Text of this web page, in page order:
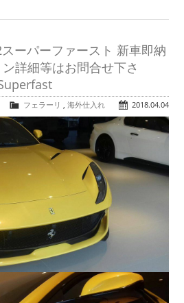
ーパーファースト 新車即納
詳細等はお問合せ下さ
2018.04.04
フェラーリ , 海外仕入れ